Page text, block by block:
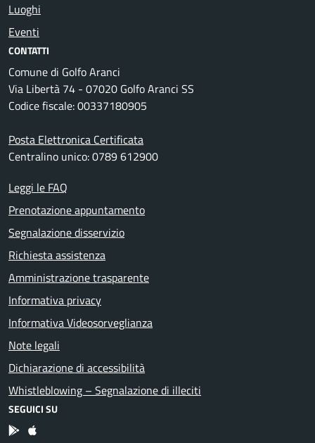
Luoghi
Eventi
CONTATTI
Comune di Golfo Aranci
Via Libertà 74 - 07020 Golfo Aranci SS
Codice fiscale: 00337180905
Posta Elettronica Certificata
Centralino unico: 0789 612900
Leggi le FAQ
Prenotazione appuntamento
Segnalazione disservizio
Richiesta assistenza
Amministrazione trasparente
Informativa privacy
Informativa Videosorveglianza
Note legali
Dichiarazione di accessibilità
Whistleblowing – Segnalazione di illeciti
SEGUICI SU
App Android
App IOS